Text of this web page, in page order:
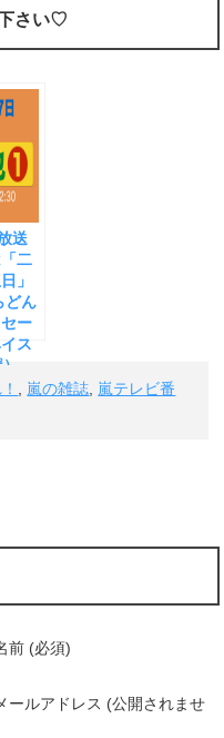
さい♡
送
二
」
どん
ー
ス
嵐の雑誌 嵐テレビ番
前 (必須)
ールアドレス (公開されませ